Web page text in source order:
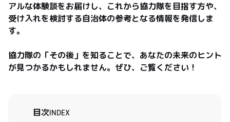
アルな体験談をお届けし、これから協力隊を目指す方や、
受け入れを検討する自治体の参考となる情報を発信しま
す。
協力隊の「その後」を知ることで、あなたの未来のヒント
が見つかるかもしれません。ぜひ、ご覧ください！
目次INDEX